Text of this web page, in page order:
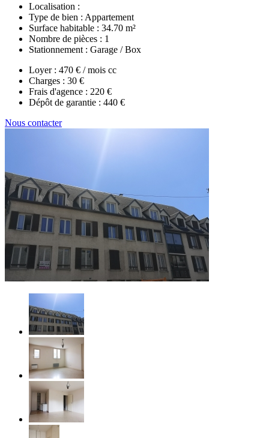
Localisation :
Type de bien : Appartement
Surface habitable : 34.70 m²
Nombre de pièces : 1
Stationnement : Garage / Box
Loyer : 470 € / mois cc
Charges : 30 €
Frais d'agence : 220 €
Dépôt de garantie : 440 €
Nous contacter